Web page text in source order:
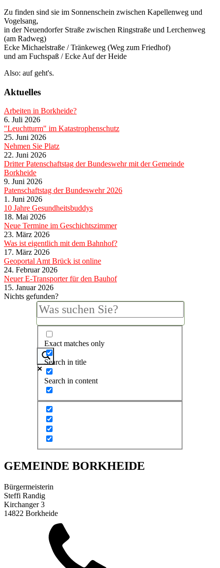
Zu finden sind sie im Sonnenschein zwischen Kapellenweg und
Vogelsang,
in der Neuendorfer Straße zwischen Ringstraße und Lerchenweg
(am Radweg)
Ecke Michaelstraße / Tränkeweg (Weg zum Friedhof)
und am Fuchspaß / Ecke Auf der Heide
Also: auf geht's.
Aktuelles
Arbeiten in Borkheide?
6. Juli 2026
"Leuchtturm" im Katastrophenschutz
25. Juni 2026
Nehmen Sie Platz
22. Juni 2026
Dritter Patenschaftstag der Bundeswehr mit der Gemeinde
Borkheide
9. Juni 2026
Patenschaftstag der Bundeswehr 2026
1. Juni 2026
10 Jahre Gesundheitsbuddys
18. Mai 2026
Neue Termine im Geschichtszimmer
23. März 2026
Was ist eigentlich mit dem Bahnhof?
17. März 2026
Geoportal Amt Brück ist online
24. Februar 2026
Neuer E-Transporter für den Bauhof
15. Januar 2026
Nichts gefunden?
Exact matches only
Search in title
Search in content
GEMEINDE BORKHEIDE
Bürgermeisterin
Steffi Randig
Kirchanger 3
14822 Borkheide